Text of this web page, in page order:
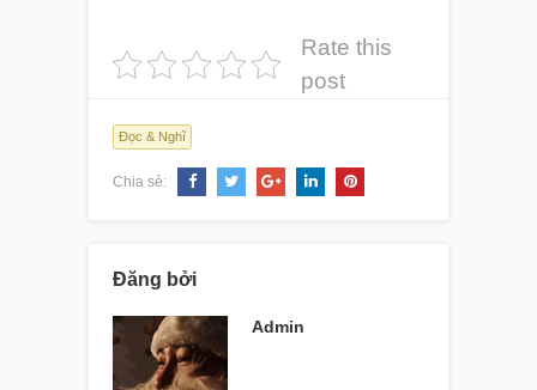
Rate this
post
Đọc & Nghĩ
Chia sẻ:
Đăng bởi
Admin